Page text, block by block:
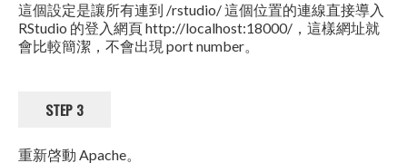
這個設定是讓所有連到 /rstudio/ 這個位置的連線直接導入
RStudio 的登入網頁 http://localhost:18000/，這樣網址就
會比較簡潔，不會出現 port number。
STEP 3
重新啓動 Apache。